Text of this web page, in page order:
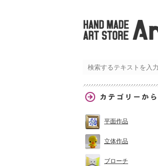
平面作品
立体作品
ブローチ